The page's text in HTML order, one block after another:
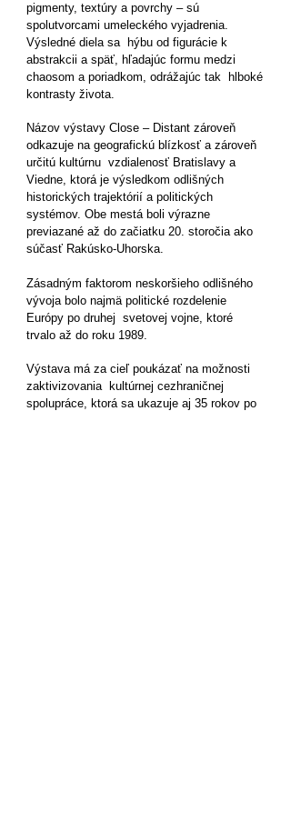
pigmenty, textúry a povrchy – sú
spolutvorcami umeleckého vyjadrenia.
Výsledné diela sa hýbu od figurácie k
abstrakcii a späť, hľadajúc formu medzi
chaosom a poriadkom, odrážajúc tak hlboké
kontrasty života.
Názov výstavy Close – Distant zároveň
odkazuje na geografickú blízkosť a zároveň
určitú kultúrnu vzdialenosť Bratislavy a
Viedne, ktorá je výsledkom odlišných
historických trajektórií a politických
systémov. Obe mestá boli výrazne
previazané až do začiatku 20. storočia ako
súčasť Rakúsko-Uhorska.
Zásadným faktorom neskoršieho odlišného
vývoja bolo najmä politické rozdelenie
Európy po druhej svetovej vojne, ktoré
trvalo až do roku 1989.
Výstava má za cieľ poukázať na možnosti
zaktivizovania kultúrnej cezhraničnej
spolupráce, ktorá sa ukazuje aj 35 rokov po